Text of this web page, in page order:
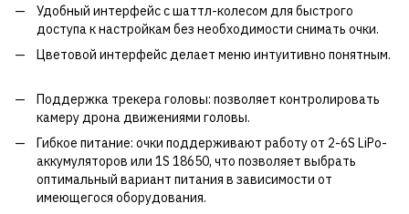
Удобный интерфейс с шаттл-колесом для быстрого
доступа к настройкам без необходимости снимать очки.
Цветовой интерфейс делает меню интуитивно понятным.
Поддержка трекера головы: позволяет контролировать
камеру дрона движениями головы.
Гибкое питание: очки поддерживают работу от 2-6S LiPo-
аккумуляторов или 1S 18650, что позволяет выбрать
оптимальный вариант питания в зависимости от
имеющегося оборудования.